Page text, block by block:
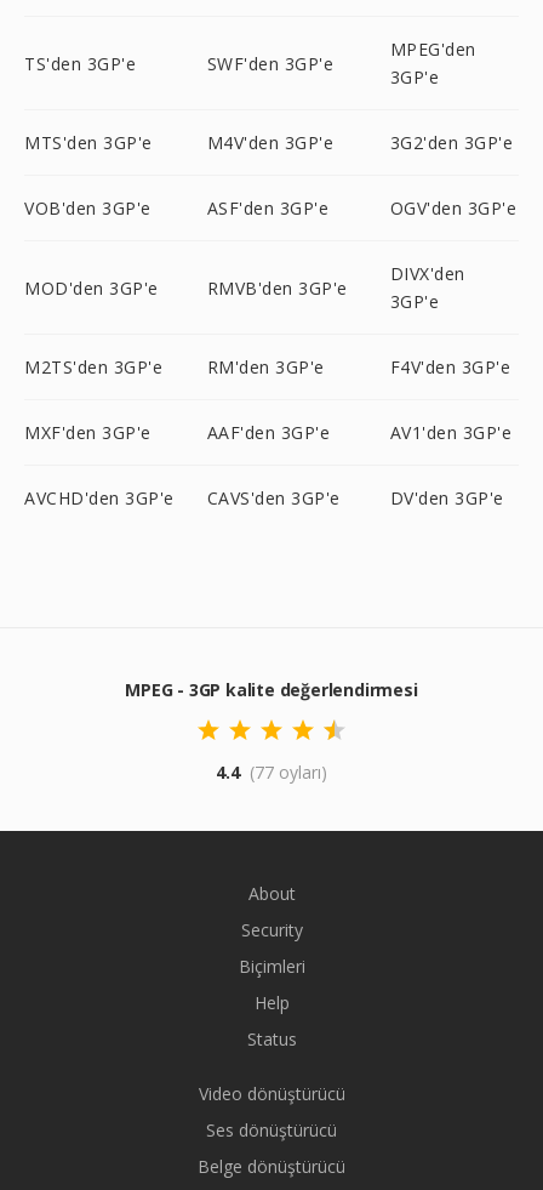
TS'den 3GP'e SWF'den 3GP'e
MPEG'den
3GP'e
MTS'den 3GP'e M4V'den 3GP'e 3G2'den 3GP'e
VOB'den 3GP'e ASF'den 3GP'e OGV'den 3GP'e
MOD'den 3GP'e RMVB'den 3GP'e
DIVX'den
3GP'e
M2TS'den 3GP'e RM'den 3GP'e F4V'den 3GP'e
MXF'den 3GP'e AAF'den 3GP'e AV1'den 3GP'e
AVCHD'den 3GP'e CAVS'den 3GP'e DV'den 3GP'e
MPEG - 3GP kalite değerlendirmesi
4.4 (77 oyları)
About
Security
Biçimleri
Help
Status
Video dönüştürücü
Ses dönüştürücü
Belge dönüştürücü